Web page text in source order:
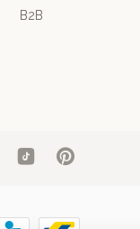
B2B